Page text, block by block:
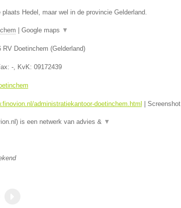
plaats Hedel, maar wel in de provincie Gelderland.
Google maps ▼
RV Doetinchem (Gelderland)
-, KvK: 09172439
administratiekantoor-doetinchem.html Screenshot
is een netwerk van advies & ▼